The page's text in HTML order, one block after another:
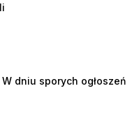
dniu sporych ogłoszeń